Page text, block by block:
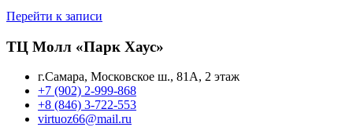
Перейти к записи
ТЦ Молл «Парк Хаус»
г.Самара, Московское ш., 81А, 2 этаж
+7 (902) 2-999-868
+8 (846) 3-722-553
virtuoz66@mail.ru